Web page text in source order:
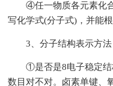
④任一物质各元素化合
写化学式(分子式)，并能
3、分子结构表示方法
①是否是8电子稳定结
数目对不对。卤素单键、